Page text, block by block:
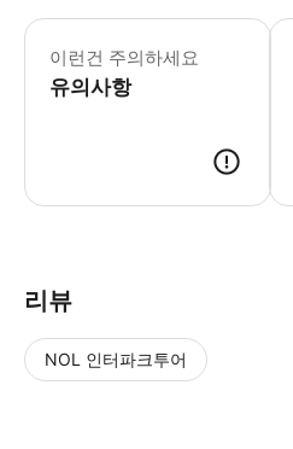
이런건 주의하세요
유의사항
리뷰
NOL 인터파크투어